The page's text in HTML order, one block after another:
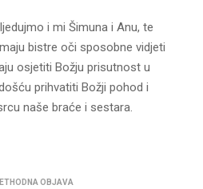
i mi Šimuna i Anu, te
bistre oči sposobne vidjeti
osjetiti Božju prisutnost u
prihvatiti Božji pohod i
naše braće i sestara.
OBJAVA